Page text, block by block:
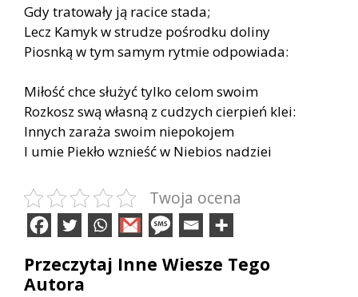
Gdy tratowały ją racice stada;
Lecz Kamyk w strudze pośrodku doliny
Piosnką w tym samym rytmie odpowiada:
Miłość chce służyć tylko celom swoim
Rozkosz swą własną z cudzych cierpień klei:
Innych zaraża swoim niepokojem
I umie Piekło wznieść w Niebios nadziei
Twoja ocena
Przeczytaj Inne Wiesze Tego
Autora